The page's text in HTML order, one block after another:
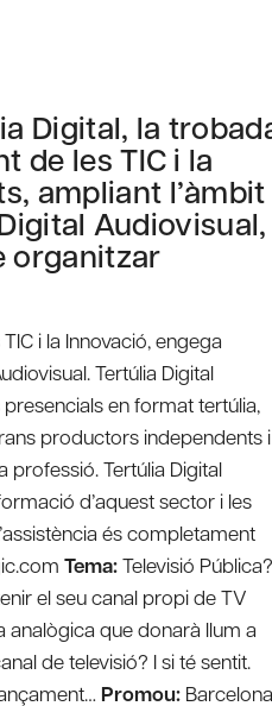
Digital, la
de les TIC i la
ampliant l’àmbit
Audiovisual,
organitzar
i la Innovació, engega
Tertúlia Digital
en format tertúlia,
productors independents i
professió. Tertúlia Digital
d’aquest sector i les
és completament
Tema:Televisió Pública?
el seu canal propi de TV
analògica que donarà llum a
de televisió? I si té sentit.
Promou: Barcelona